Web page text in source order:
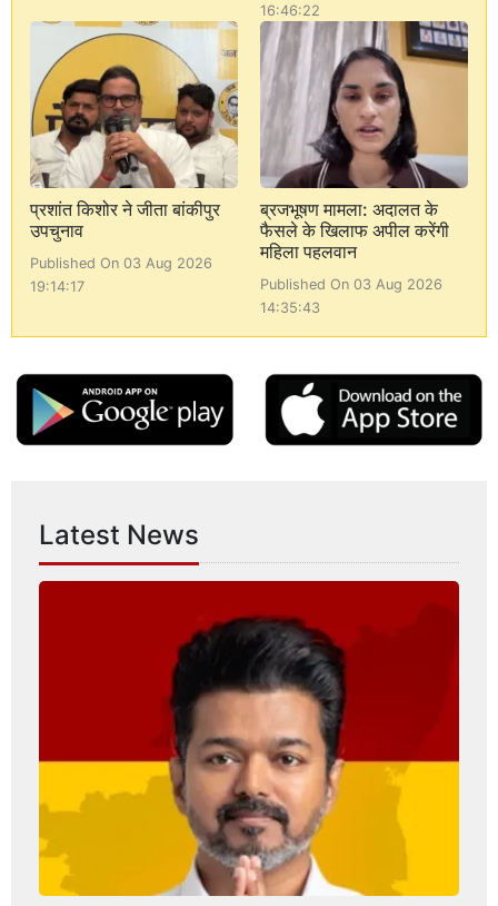
16:46:22
प्रशांत किशोर ने जीता बांकीपुर
उपचुनाव
Published On 03 Aug 2026
19:14:17
ब्रजभूषण मामला: अदालत के
फैसले के खिलाफ अपील करेंगी
महिला पहलवान
Published On 03 Aug 2026
14:35:43
Latest News